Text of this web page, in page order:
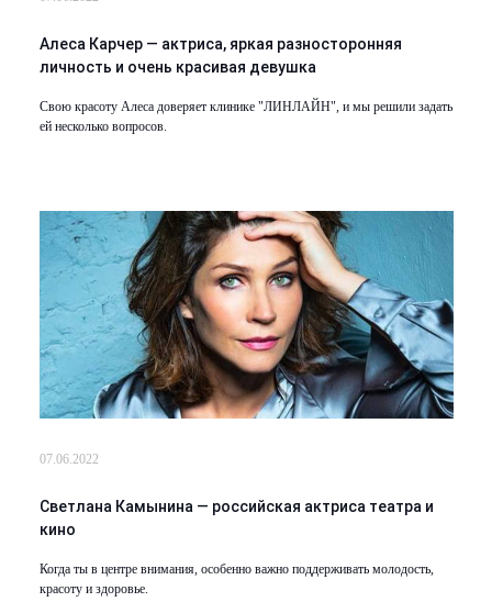
Алеса Карчер — актриса, яркая разносторонняя
личность и очень красивая девушка
Свою красоту Алеса доверяет клинике "ЛИНЛАЙН", и мы решили задать
ей несколько вопросов.
07.06.2022
Светлана Камынина — российская актриса театра и
кино
Когда ты в центре внимания, особенно важно поддерживать молодость,
красоту и здоровье.